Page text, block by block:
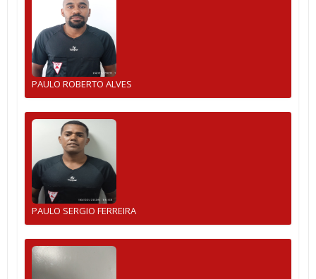
PAULO ROBERTO ALVES
PAULO SERGIO FERREIRA